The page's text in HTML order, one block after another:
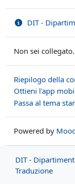
DIT -
Non sei
Riepilogo della
Ottieni l'app
Passa al tema
Powered by
DIT -
Traduzione